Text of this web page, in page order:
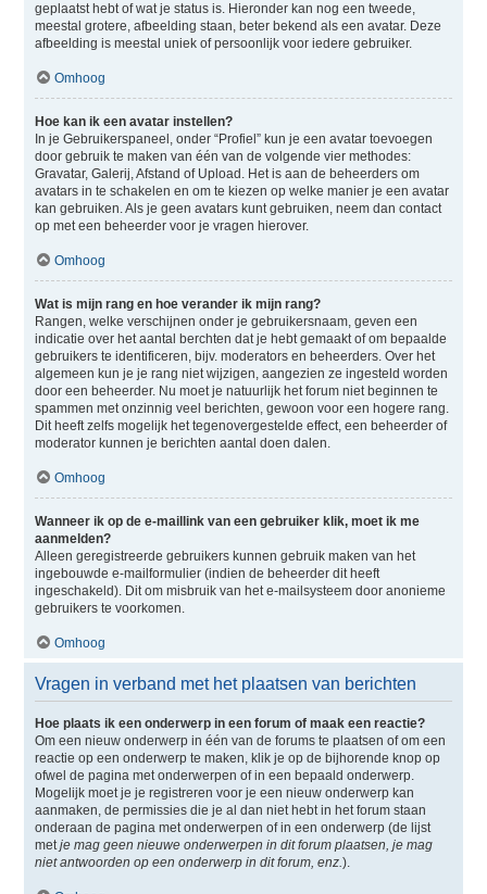
geplaatst hebt of wat je status is. Hieronder kan nog een tweede,
meestal grotere, afbeelding staan, beter bekend als een avatar. Deze
afbeelding is meestal uniek of persoonlijk voor iedere gebruiker.
Omhoog
Hoe kan ik een avatar instellen?
In je Gebruikerspaneel, onder “Profiel” kun je een avatar toevoegen
door gebruik te maken van één van de volgende vier methodes:
Gravatar, Galerij, Afstand of Upload. Het is aan de beheerders om
avatars in te schakelen en om te kiezen op welke manier je een avatar
kan gebruiken. Als je geen avatars kunt gebruiken, neem dan contact
op met een beheerder voor je vragen hierover.
Omhoog
Wat is mijn rang en hoe verander ik mijn rang?
Rangen, welke verschijnen onder je gebruikersnaam, geven een
indicatie over het aantal berchten dat je hebt gemaakt of om bepaalde
gebruikers te identificeren, bijv. moderators en beheerders. Over het
algemeen kun je je rang niet wijzigen, aangezien ze ingesteld worden
door een beheerder. Nu moet je natuurlijk het forum niet beginnen te
spammen met onzinnig veel berichten, gewoon voor een hogere rang.
Dit heeft zelfs mogelijk het tegenovergestelde effect, een beheerder of
moderator kunnen je berichten aantal doen dalen.
Omhoog
Wanneer ik op de e-maillink van een gebruiker klik, moet ik me
aanmelden?
Alleen geregistreerde gebruikers kunnen gebruik maken van het
ingebouwde e-mailformulier (indien de beheerder dit heeft
ingeschakeld). Dit om misbruik van het e-mailsysteem door anonieme
gebruikers te voorkomen.
Omhoog
Vragen in verband met het plaatsen van berichten
Hoe plaats ik een onderwerp in een forum of maak een reactie?
Om een nieuw onderwerp in één van de forums te plaatsen of om een
reactie op een onderwerp te maken, klik je op de bijhorende knop op
ofwel de pagina met onderwerpen of in een bepaald onderwerp.
Mogelijk moet je je registreren voor je een nieuw onderwerp kan
aanmaken, de permissies die je al dan niet hebt in het forum staan
onderaan de pagina met onderwerpen of in een onderwerp (de lijst
metje mag geen nieuwe onderwerpen in dit forum plaatsen, je mag
niet antwoorden op een onderwerp in dit forum, enz.).